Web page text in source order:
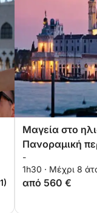
Μαγεία στο
Πανοραμική
λιμνοθάλασσα
-
1h30 · Μέχρι 8
από 560 €